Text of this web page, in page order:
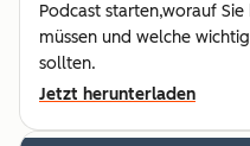
Podcast starten,worauf
müssen und welche
sollten.
Jetzt herunterladen